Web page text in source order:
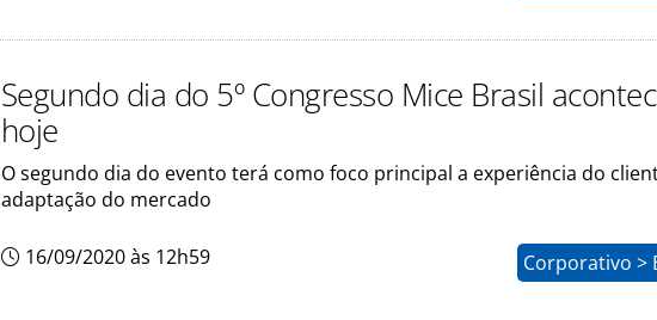
Segundo dia do 5º Congresso Mice Brasil
hoje
O segundo dia do evento terá como foco principal a experiência do
adaptação do mercado
16/09/2020 às 12h59 Corporativo >